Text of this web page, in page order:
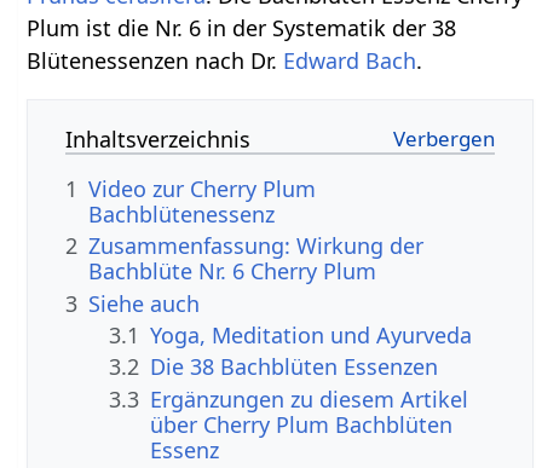
Plum ist die Nr. 6 in der Systematik der 38
Blütenessenzen nach Dr. Edward Bach.
Inhaltsverzeichnis
1 Video zur Cherry Plum
Bachblütenessenz
2 Zusammenfassung: Wirkung der
Bachblüte Nr. 6 Cherry Plum
3 Siehe auch
3.1 Yoga, Meditation und Ayurveda
3.2 Die 38 Bachblüten Essenzen
3.3 Ergänzungen zu diesem Artikel
über Cherry Plum Bachblüten
Essenz